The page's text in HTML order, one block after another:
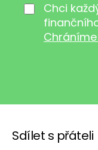
Chci
Sdílet s přáteli